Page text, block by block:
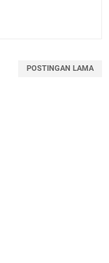
POSTINGAN LAMA